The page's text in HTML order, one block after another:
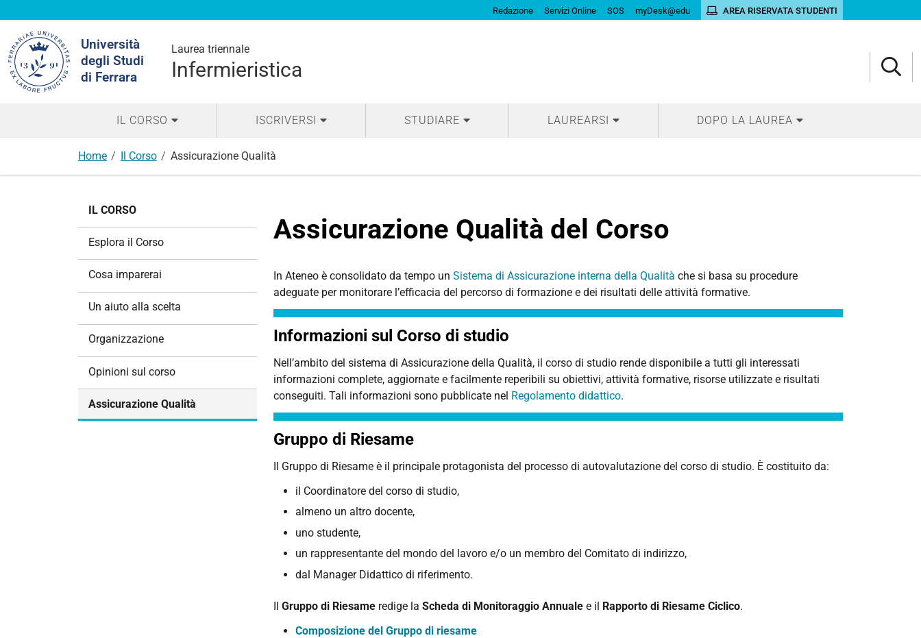
Redazione Servizi Online SOS myDesk@edu AREA RISERVATA STUDENTI
Università
degli Studi
di Ferrara
Laurea triennale
Infermieristica
nel
sito
IL CORSO ISCRIVERSI STUDIARE LAUREARSI DOPO LA LAUREA
Home Il Corso Assicurazione Qualità
Assicurazione Qualità del Corso
In Ateneo è consolidato da tempo un Sistema di Assicurazione interna della Qualità che si basa su procedure
adeguate per monitorare l’efficacia del percorso di formazione e dei risultati delle attività formative.
Informazioni sul Corso di studio
Nell’ambito del sistema di Assicurazione della Qualità, il corso di studio rende disponibile a tutti gli interessati
informazioni complete, aggiornate e facilmente reperibili su obiettivi, attività formative, risorse utilizzate e risultati
conseguiti. Tali informazioni sono pubblicate nel Regolamento didattico.
Gruppo di Riesame
Il Gruppo di Riesame è il principale protagonista del processo di autovalutazione del corso di studio. È costituito da:
il Coordinatore del corso di studio,
almeno un altro docente,
uno studente,
un rappresentante del mondo del lavoro e/o un membro del Comitato di indirizzo,
dal Manager Didattico di riferimento.
Il Gruppo di Riesame redige la Scheda di Monitoraggio Annuale e il Rapporto di Riesame Ciclico.
Composizione del Gruppo di riesame
IL CORSO
Esplora il Corso
Cosa imparerai
Un aiuto alla scelta
Organizzazione
Opinioni sul corso
Assicurazione Qualità